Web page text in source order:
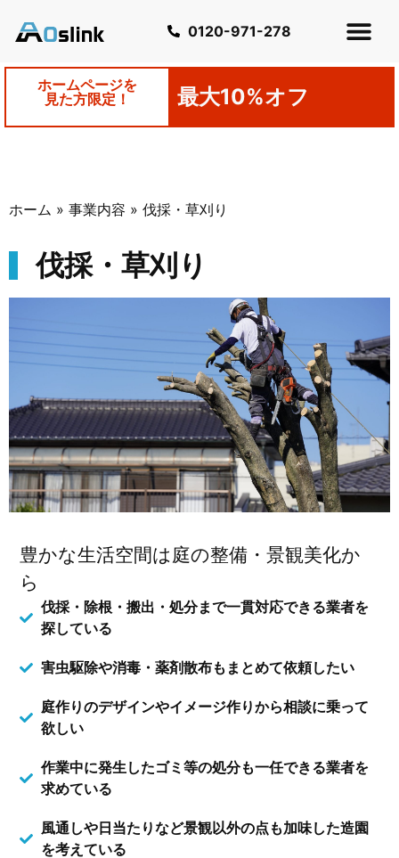
0120-971-278
ホームページを
見た方限定！
最大10%オフ
ホーム » 事業内容 » 伐採・草刈り
伐採・草刈り
豊かな生活空間は庭の整備・景観美化か
ら
伐採・除根・搬出・処分まで一貫対応できる業者を
探している
害虫駆除や消毒・薬剤散布もまとめて依頼したい
庭作りのデザインやイメージ作りから相談に乗って
欲しい
作業中に発生したゴミ等の処分も一任できる業者を
求めている
風通しや日当たりなど景観以外の点も加味した造園
を考えている